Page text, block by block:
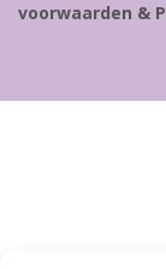
voorwaarden &